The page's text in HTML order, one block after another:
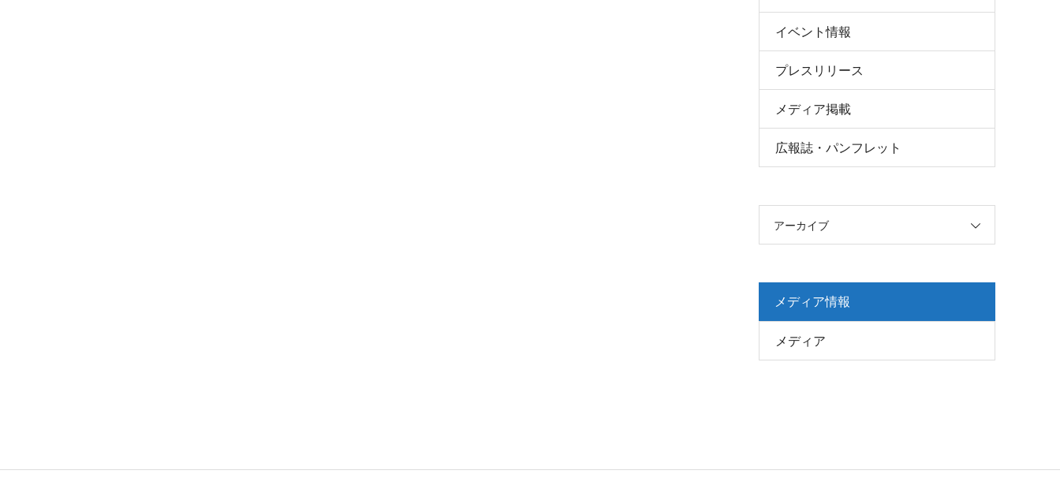
イベント情報
プレスリリース
メディア掲載
広報誌・パンフレット
アーカイブ
メディア情報
メディア